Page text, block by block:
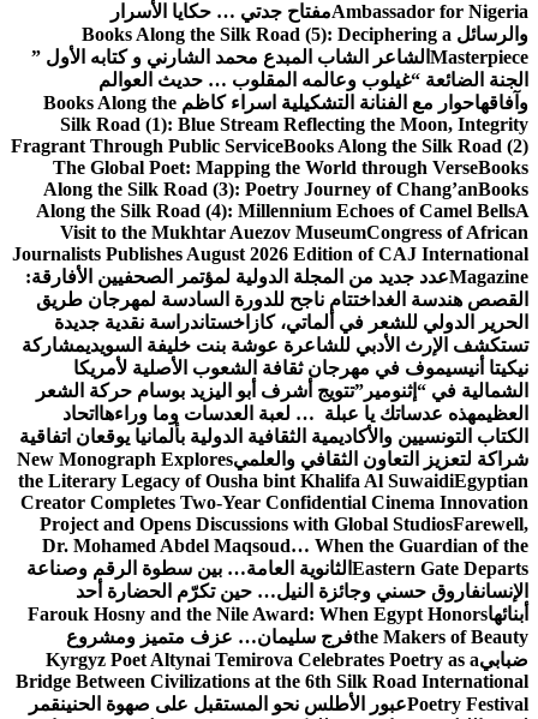
Ambassador for Nigeriaمفتاح جدتي … حكايا الأسرار
والرسائل Books Along the Silk Road (5): Deciphering a
Masterpiece الشاعر الشاب المبدع محمد الشارني و كتابه الأول ”
الجنة الضائعة “غيلوب وعالمه المقلوب … حديث العوالم
وآفاقهاحوار مع الفنانة التشكيلية اسراء كاظم Books Along the
Silk Road (1): Blue Stream Reflecting the Moon, Integrity
Fragrant Through Public ServiceBooks Along the Silk Road (2)
The Global Poet: Mapping the World through VerseBooks
Along the Silk Road (3): Poetry Journey of Chang’anBooks
Along the Silk Road (4): Millennium Echoes of Camel BellsA
Visit to the Mukhtar Auezov MuseumCongress of African
Journalists Publishes August 2026 Edition of CAJ International
Magazineعدد جديد من المجلة الدولية لمؤتمر الصحفيين الأفارقة:
القصص هندسة الغد اختتام ناجح للدورة السادسة لمهرجان طريق
الحرير الدولي للشعر في ألماتي، كازاخستاندراسة نقدية جديدة
تستكشف الإرث الأدبي للشاعرة عوشة بنت خليفة السويديمشاركة
نيكيتا أنيسيموف في مهرجان ثقافة الشعوب الأصلية لأمريكا
الشمالية في “إثنومير”تتويج أشرف أبو اليزيد بوسام حركة الشعر
العظيمهذه عدساتك يا عبلة … لعبة العدسات وما وراءها اتحاد
الكتاب التونسيين والأكاديمية الثقافية الدولية بألمانيا يوقعان اتفاقية
شراكة لتعزيز التعاون الثقافي والعلميNew Monograph Explores
the Literary Legacy of Ousha bint Khalifa Al SuwaidiEgyptian
Creator Completes Two-Year Confidential Cinema Innovation
Project and Opens Discussions with Global StudiosFarewell,
Dr. Mohamed Abdel Maqsoud… When the Guardian of the
Eastern Gate Departs الثانوية العامة… بين سطوة الرقم وصناعة
الإنسانفاروق حسني وجائزة النيل… حين تكرّم الحضارة أحد
أبنائهاFarouk Hosny and the Nile Award: When Egypt Honors
the Makers of Beautyفرج سليمان… عزف متميز ومشروع
ضبابيKyrgyz Poet Altynai Temirova Celebrates Poetry as a
Bridge Between Civilizations at the 6th Silk Road International
Poetry Festivalعبور الأطلس نحو المستقبل على صهوة الحنينقمر